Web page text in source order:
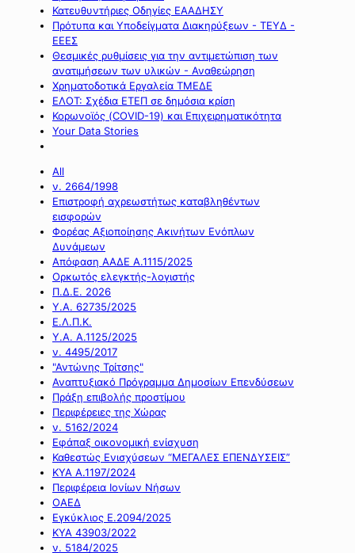
Κατευθυντήριες Οδηγίες ΕΑΑΔΗΣΥ
Πρότυπα και Υποδείγματα Διακηρύξεων - ΤΕΥΔ -
ΕΕΕΣ
Θεσμικές ρυθμίσεις για την αντιμετώπιση των
ανατιμήσεων των υλικών - Αναθεώρηση
Χρηματοδοτικά Εργαλεία ΤΜΕΔΕ
ΕΛΟΤ: Σχέδια ΕΤΕΠ σε δημόσια κρίση
Κορωνοϊός (COVID-19) και Επιχειρηματικότητα
Your Data Stories
All
ν. 2664/1998
Επιστροφή αχρεωστήτως καταβληθέντων
εισφορών
Φορέας Αξιοποίησης Ακινήτων Ενόπλων
Δυνάμεων
Απόφαση ΑΑΔΕ Α.1115/2025
Ορκωτός ελεγκτής-λογιστής
Π.Δ.Ε. 2026
Υ.Α. 62735/2025
Ε.Λ.Π.Κ.
Υ.Α. Α.1125/2025
ν. 4495/2017
"Αντώνης Τρίτσης"
Αναπτυξιακό Πρόγραμμα Δημοσίων Επενδύσεων
Πράξη επιβολής προστίμου
Περιφέρειες της Χώρας
ν. 5162/2024
Εφάπαξ οικονομική ενίσχυση
Καθεστώς Ενισχύσεων “ΜΕΓΑΛΕΣ ΕΠΕΝΔΥΣΕΙΣ”
ΚΥΑ Α.1197/2024
Περιφέρεια Ιονίων Νήσων
ΟΑΕΔ
Εγκύκλιος Ε.2094/2025
ΚΥΑ 43903/2022
ν. 5184/2025